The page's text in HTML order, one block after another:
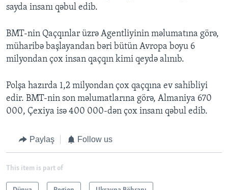
sayda insanı qəbul edib.
BMT-nin Qaçqınlar üzrə Agentliyinin məlumatına görə,
müharibə başlayandan bəri bütün Avropa boyu 6
milyondan çox insan qaçqın kimi qeydə alınıb.
Polşa hazırda 1,2 milyondan çox qaçqına ev sahibliyi
edir. BMT-nin son məlumatlarına görə, Almaniya 670
000, Çexiya isə 400 000-dən çox insanı qəbul edib.
Paylaş Follow us
This item is part of